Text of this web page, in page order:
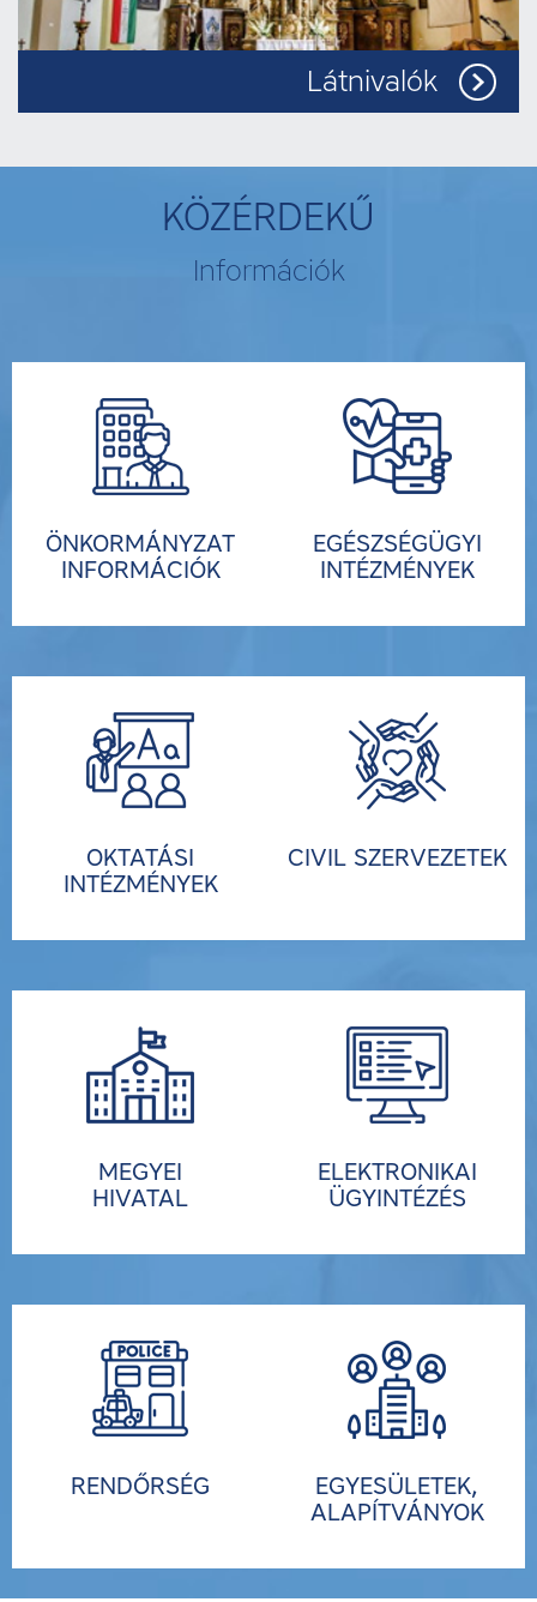
Látnivalók
KÖZÉRDEKŰ
Információk
ÖNKORMÁNYZAT
INFORMÁCIÓK
EGÉSZSÉGÜGYI
INTÉZMÉNYEK
OKTATÁSI
INTÉZMÉNYEK
CIVIL SZERVEZETEK
MEGYEI
HIVATAL
ELEKTRONIKAI
ÜGYINTÉZÉS
RENDŐRSÉG
EGYESÜLETEK,
ALAPÍTVÁNYOK